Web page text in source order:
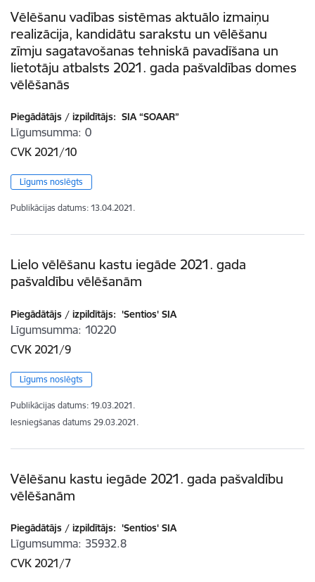
Vēlēšanu vadības sistēmas aktuālo izmaiņu
realizācija, kandidātu sarakstu un vēlēšanu
zīmju sagatavošanas tehniskā pavadīšana un
lietotāju atbalsts 2021. gada pašvaldības domes
vēlēšanās
Piegādātājs / izpildītājs: SIA “SOAAR”
Līgumsumma 0
CVK 2021/10
Līgums noslēgts
Publikācijas datums: 13.04.2021.
Lielo vēlēšanu kastu iegāde 2021. gada
pašvaldību vēlēšanām
Piegādātājs / izpildītājs: 'Sentios' SIA
Līgumsumma 10220
CVK 2021/9
Līgums noslēgts
Publikācijas datums: 19.03.2021.
Iesniegšanas datums 29.03.2021.
Vēlēšanu kastu iegāde 2021. gada pašvaldību
vēlēšanām
Piegādātājs / izpildītājs: 'Sentios' SIA
Līgumsumma 35932.8
CVK 2021/7